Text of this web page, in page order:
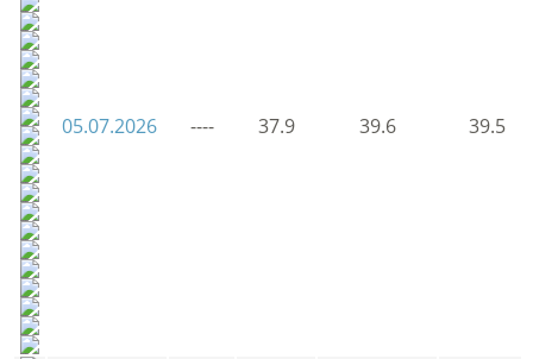
05.07.2026 ---- 37.9 39.6 39.5